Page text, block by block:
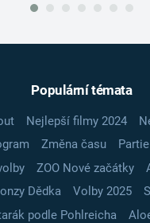
Populární témata
Nejlepší filmy 2024
Změna času Partie
ZOO Nové začátky
Dědka
Volby 2025
podle Pohlreicha